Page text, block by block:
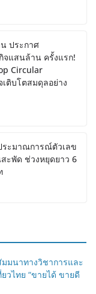
ประกาศ
จแสนล้าน ครั้งแรก!
Circular
ติบโตสมดุลอย่าง
ระมาณการณ์ตัวเลข
ะพัด ช่วงหยุดยาว 6
มนาทางวิชาการและ
วไทย “ขายได้ ขายดี